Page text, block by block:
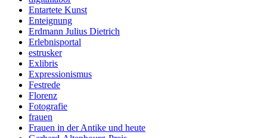
Entartete Kunst
Enteignung
Erdmann Julius Dietrich
Erlebnisportal
estrusker
Exlibris
Expressionismus
Festrede
Florenz
Fotografie
frauen
Frauen in der Antike und heute